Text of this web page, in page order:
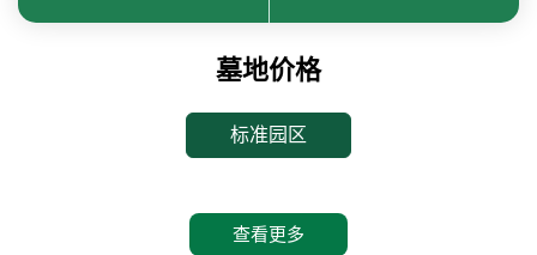
墓地价格
标准园区
查看更多